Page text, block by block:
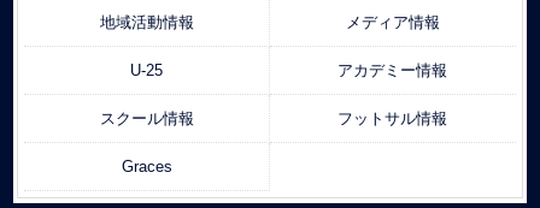
地域活動情報 メディア情報
U-25 アカデミー情報
スクール情報 フットサル情報
Graces